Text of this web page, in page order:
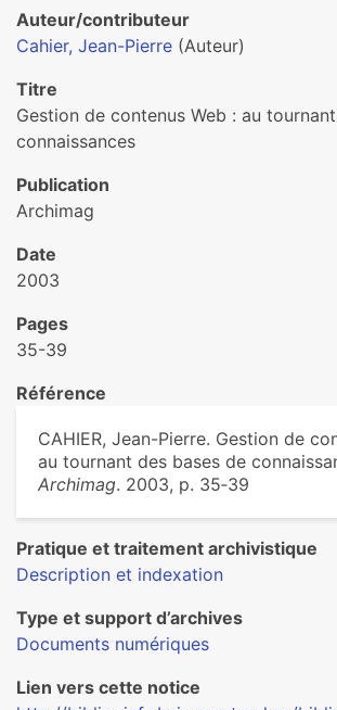
Auteur/contributeur
Cahier, Jean-Pierre (Auteur)
Titre
Gestion de contenus Web : au
connaissances
Publication
Archimag
Date
2003
Pages
35-39
Référence
CAHIER, Jean-Pierre. Gestion de
au tournant des bases de
Archimag. 2003, p. 35‑39
Pratique et traitement archivistique
Description et indexation
Type et support d’archives
Documents numériques
Lien vers cette notice